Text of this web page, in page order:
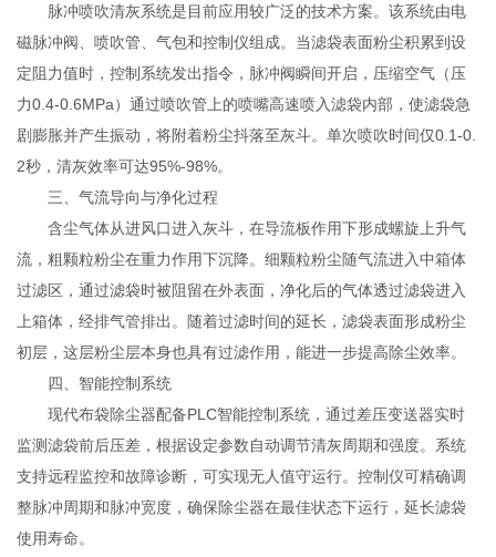
脉冲喷吹清灰系统是目前应用较广泛的技术方案。该系统由电
磁脉冲阀、喷吹管、气包和控制仪组成。当滤袋表面粉尘积累到设
定阻力值时，控制系统发出指令，脉冲阀瞬间开启，压缩空气（压
力0.4-0.6MPa）通过喷吹管上的喷嘴高速喷入滤袋内部，使滤袋急
剧膨胀并产生振动，将附着粉尘抖落至灰斗。单次喷吹时间仅0.1-0.
2秒，清灰效率可达95%-98%。
三、气流导向与净化过程
含尘气体从进风口进入灰斗，在导流板作用下形成螺旋上升气
流，粗颗粒粉尘在重力作用下沉降。细颗粒粉尘随气流进入中箱体
过滤区，通过滤袋时被阻留在外表面，净化后的气体透过滤袋进入
上箱体，经排气管排出。随着过滤时间的延长，滤袋表面形成粉尘
初层，这层粉尘层本身也具有过滤作用，能进一步提高除尘效率。
四、智能控制系统
现代布袋除尘器配备PLC智能控制系统，通过差压变送器实时
监测滤袋前后压差，根据设定参数自动调节清灰周期和强度。系统
支持远程监控和故障诊断，可实现无人值守运行。控制仪可精确调
整脉冲周期和脉冲宽度，确保除尘器在最佳状态下运行，延长滤袋
使用寿命。